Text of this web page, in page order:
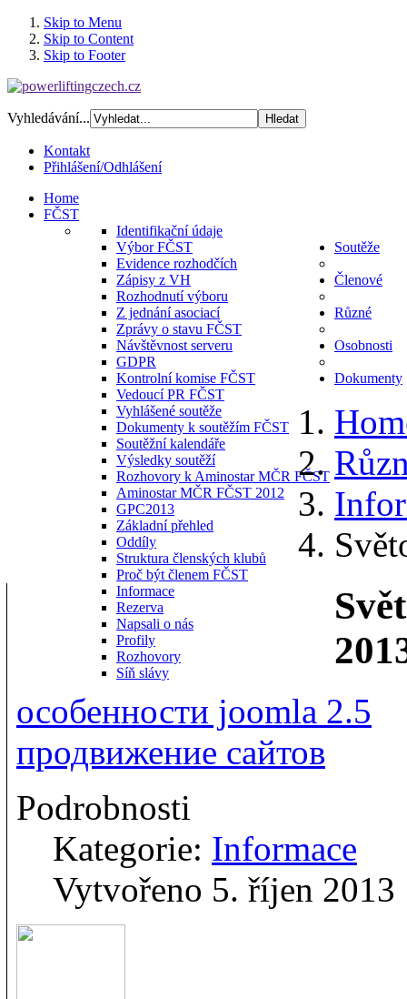
Skip to Menu
Skip to Content
Skip to Footer
Vyhledávání...
Kontakt
Přihlášení/Odhlášení
Home
FČST
Identifikační údaje
Výbor FČST
Evidence rozhodčích
Zápisy z VH
Rozhodnutí výboru
Z jednání asociací
Zprávy o stavu FČST
Návštěvnost serveru
GDPR
Kontrolní komise FČST
Vedoucí PR FČST
Soutěže
Vyhlášené soutěže
Dokumenty k soutěžím FČST
Soutěžní kalendáře
Výsledky soutěží
Rozhovory k Aminostar MČR FČST
Aminostar MČR FČST 2012
GPC2013
Členové
Základní přehled
Oddíly
Struktura členských klubů
Proč být členem FČST
Různé
Informace
Rezerva
Osobnosti
Napsali o nás
Profily
Rozhovory
Síň slávy
Dokumenty
особенности joomla 2.5
продвижение сайтов
Podrobnosti
Kategorie: Informace
Vytvořeno 5. říjen 2013